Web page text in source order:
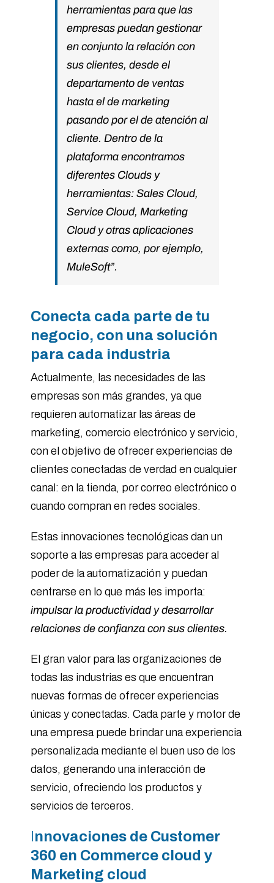
herramientas para que las
empresas puedan gestionar
en conjunto la relación con
sus clientes, desde el
departamento de ventas
hasta el de marketing
pasando por el de atención al
cliente. Dentro de la
plataforma encontramos
diferentes Clouds y
herramientas: Sales Cloud,
Service Cloud, Marketing
Cloud y otras aplicaciones
externas como, por ejemplo,
MuleSoft”.
Conecta cada parte de tu
negocio, con una solución
para cada industria
Actualmente, las necesidades de las
empresas son más grandes, ya que
requieren automatizar las áreas de
marketing, comercio electrónico y servicio,
con el objetivo de ofrecer experiencias de
clientes conectadas de verdad en cualquier
canal: en la tienda, por correo electrónico o
cuando compran en redes sociales.
Estas innovaciones tecnológicas dan un
soporte a las empresas para acceder al
poder de la automatización y puedan
centrarse en lo que más les importa:
impulsar la productividad y desarrollar
relaciones de confianza con sus clientes.
El gran valor para las organizaciones de
todas las industrias es que encuentran
nuevas formas de ofrecer experiencias
únicas y conectadas. Cada parte y motor de
una empresa puede brindar una experiencia
personalizada mediante el buen uso de los
datos, generando una interacción de
servicio, ofreciendo los productos y
servicios de terceros.
nnovaciones de Customer
360 en Commerce cloud y
Marketing cloud